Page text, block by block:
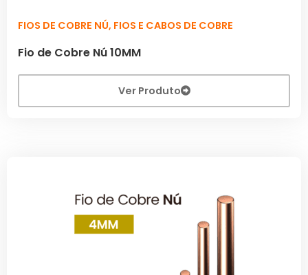
FIOS DE COBRE NÚ, FIOS E CABOS DE COBRE
Fio de Cobre Nú 10MM
Ver Produto